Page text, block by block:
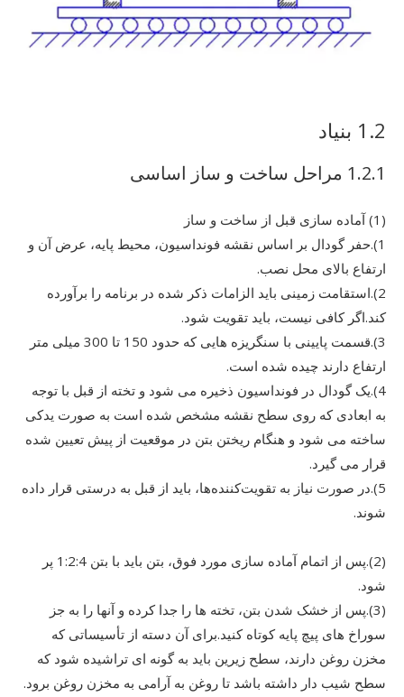
1.2 بنیاد
1.2.1 مراحل ساخت و ساز اساسی
(1) آماده سازی قبل از ساخت و ساز
1).حفر گودال بر اساس نقشه فونداسیون، محیط پایه، عرض آن و
ارتفاع بالای محل نصب.
2).استقامت زمینی باید الزامات ذکر شده در برنامه را برآورده
کند.اگر کافی نیست، باید تقویت شود.
3).قسمت پایینی با سنگریزه هایی که حدود 150 تا 300 میلی متر
ارتفاع دارند چیده شده است.
4).یک گودال در فونداسیون ذخیره می شود و تخته از قبل با توجه
به ابعادی که روی سطح نقشه مشخص شده است به صورت یدکی
ساخته می شود و هنگام ریختن بتن در موقعیت از پیش تعیین شده
قرار می گیرد.
5).در صورت نیاز به تقویت‌کننده‌ها، باید از قبل به درستی قرار داده
شوند.
(2).پس از اتمام آماده سازی مورد فوق، بتن باید با بتن 1:2:4 پر
شود.
(3).پس از خشک شدن بتن، تخته ها را جدا کرده و آنها را به جز
سوراخ های پیچ پایه کوتاه کنید.برای آن دسته از تأسیساتی که
مخزن روغن دارند، سطح زیرین باید به گونه ای تراشیده شود که
سطح شیب دار داشته باشد تا روغن به آرامی به مخزن روغن برود.